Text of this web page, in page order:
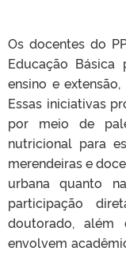
Os docentes do
Educação
ensino e
Essas iniciativas
por meio de
nutricional para
merendeiras e
urbana quanto
participação
doutorado, além
envolvem